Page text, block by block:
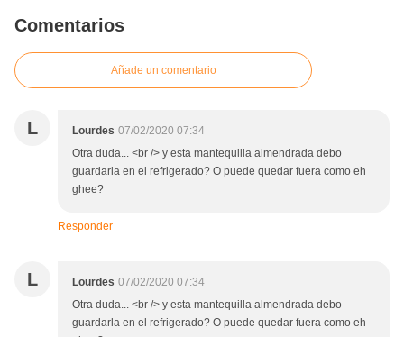
Comentarios
Añade un comentario
L Lourdes 07/02/2020 07:34
Otra duda... <br /> y esta mantequilla almendrada debo
guardarla en el refrigerado? O puede quedar fuera como eh
ghee?
Responder
L Lourdes 07/02/2020 07:34
Otra duda... <br /> y esta mantequilla almendrada debo
guardarla en el refrigerado? O puede quedar fuera como eh